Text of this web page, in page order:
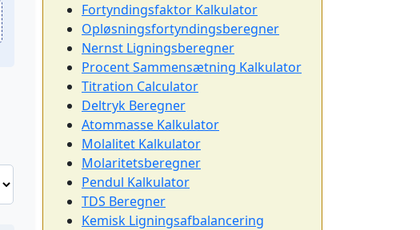
Fortyndingsfaktor Kalkulator
Opløsningsfortyndingsberegner
Nernst Ligningsberegner
Procent Sammensætning Kalkulator
Titration Calculator
Deltryk Beregner
Atommasse Kalkulator
Molalitet Kalkulator
Molaritetsberegner
Pendul Kalkulator
TDS Beregner
Kemisk Ligningsafbalancering